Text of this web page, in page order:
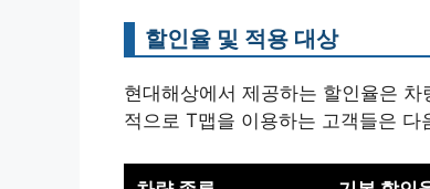
할인율 및 적용 대상
현대해상에서 제공하는 할인율은
적으로 T맵을 이용하는 고객들은